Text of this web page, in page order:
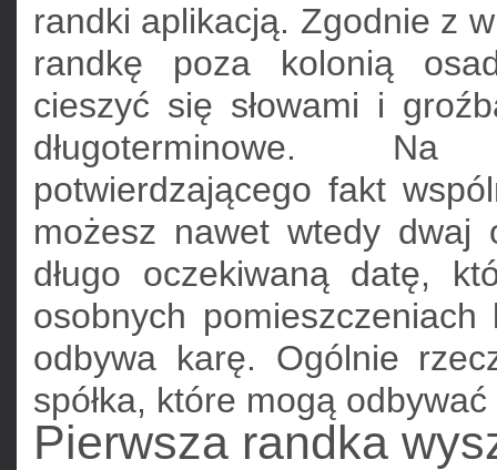
randki aplikacją. Zgodnie z
randkę poza kolonią
cieszyć się słowami i
długoterminowe. Na
potwierdzającego fakt
możesz nawet wtedy
długo oczekiwaną datę,
osobnych
odbywa karę. Ogólnie
spółka, które mogą
Pierwsza randka